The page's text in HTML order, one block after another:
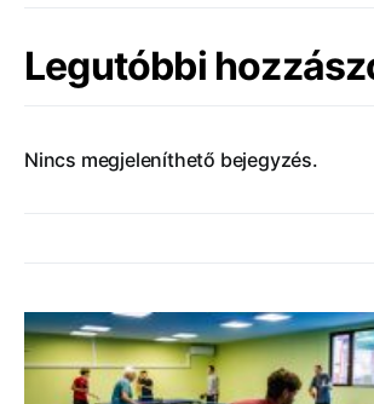
Legutóbbi
Nincs megjeleníthető bejegyzés.